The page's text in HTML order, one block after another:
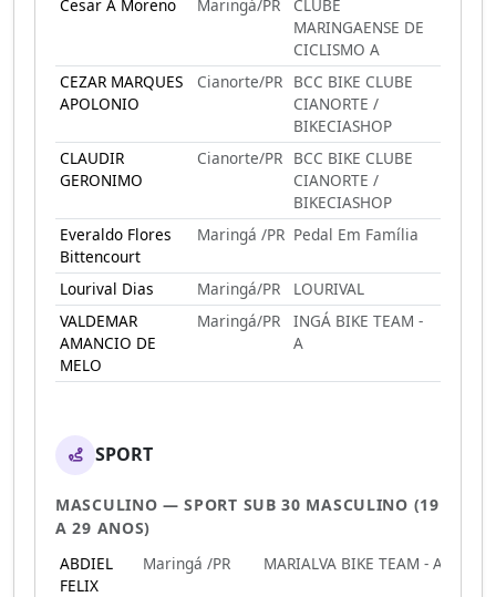
Cesar A Moreno Maringá/PR
CLUBE
MARINGAENSE DE
CICLISMO A
CEZAR MARQUES
APOLONIO
Cianorte/PR BCC BIKE CLUBE
CIANORTE /
BIKECIASHOP
CLAUDIR
GERONIMO
Cianorte/PR BCC BIKE CLUBE
CIANORTE /
BIKECIASHOP
Everaldo Flores
Bittencourt
Maringá /PR Pedal Em Família
Lourival Dias Maringá/PR
LOURIVAL
VALDEMAR
AMANCIO DE
MELO
Maringá/PR
INGÁ BIKE TEAM -
A
SPORT
MASCULINO — SPORT SUB 30 MASCULINO (19
A 29 ANOS)
ABDIEL
FELIX
Maringá /PR MARIALVA BIKE TEAM - A